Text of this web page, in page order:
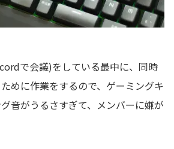
で会議)をしている最中に、同時
めに作業をするので、ゲーミングキ
音がうるさすぎて、メンバーに嫌が